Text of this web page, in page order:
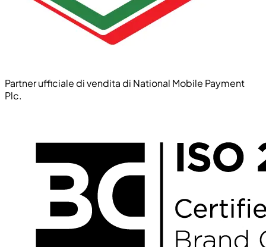
Partner ufficiale di vendita di National Mobile Payment
Plc.